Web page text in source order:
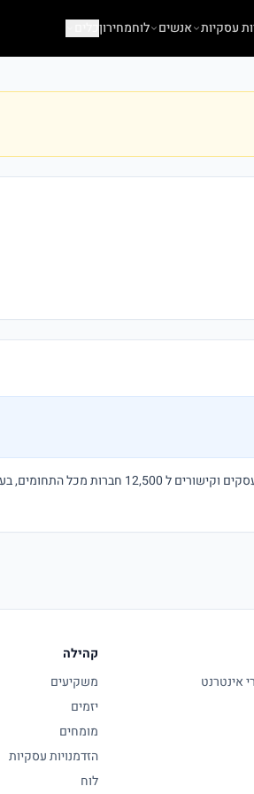
עסקיות אנשים לוחמחירוןכלים
אינטרנט
קהילה
משקיעים
יזמים
מומחים
הזדמנויות עסקיות
לוח